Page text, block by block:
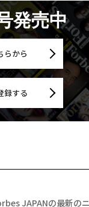
発売中
らから
録する
JAPANの最新の